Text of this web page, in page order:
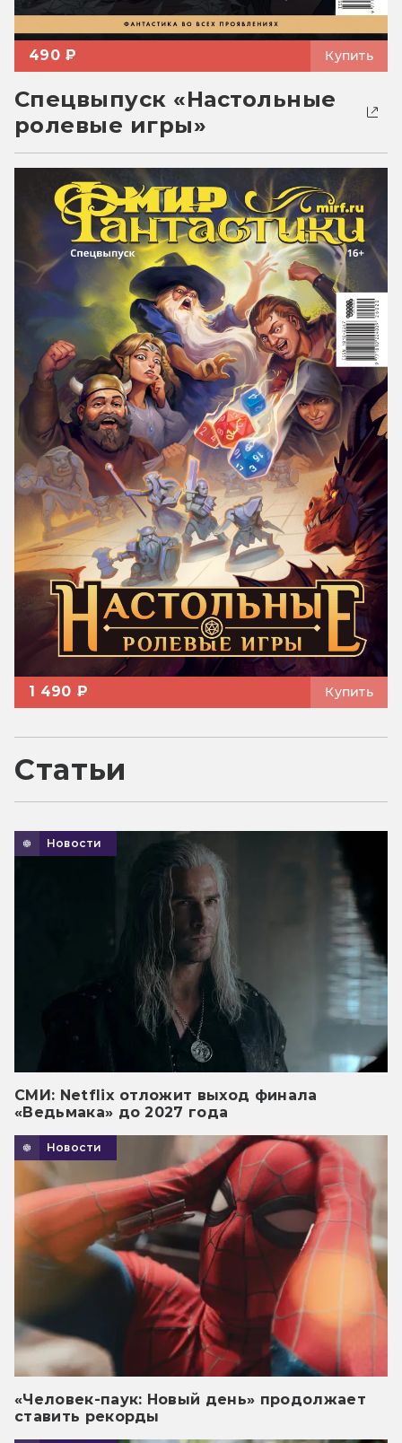
490 ₽ Купить
Спецвыпуск «Настольные
ролевые игры»
1 490 ₽ Купить
Статьи
Новости
СМИ: Netflix отложит выход финала
«Ведьмака» до 2027 года
Новости
«Человек-паук: Новый день» продолжает
ставить рекорды